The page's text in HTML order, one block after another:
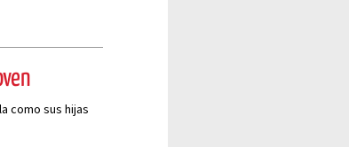
como sus hijas